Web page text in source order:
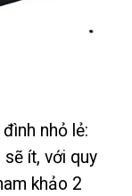
nhỏ lẻ:
ít, với quy
khảo 2